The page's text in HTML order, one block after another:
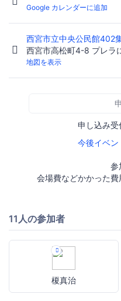
Google カレンダーに追加
西宮市立中央公民館402
西宮市高松町4-8 プレラ
地図を表示
申し込み受
今後イベン
参
会場費などかかった費
11人の参加者
榎真治